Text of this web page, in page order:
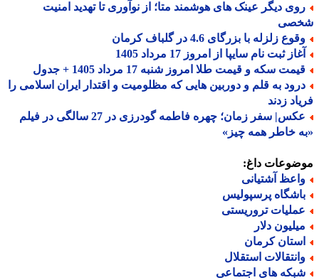
دیگر عینک های هوشمند متا؛ از نوآوری تا تهدید امنیت
زلزله با بزرگای 4.6 در گلباف کرمان
ثبت نام سایپا از امروز 17 مرداد 1405
سکه و قیمت طلا امروز شنبه 17 مرداد 1405 + جدول
به قلم و دوربین هایی که مظلومیت و اقتدار ایران اسلامی را
زدند
عکس| سفر زمان؛ چهره فاطمه گودرزی در 27 سالگی در فیلم
خاطر همه چیز»
داغ:
آشتیانی
پرسپولیس
تروریستی
دلار
کرمان
استقلال
های اجتماعی